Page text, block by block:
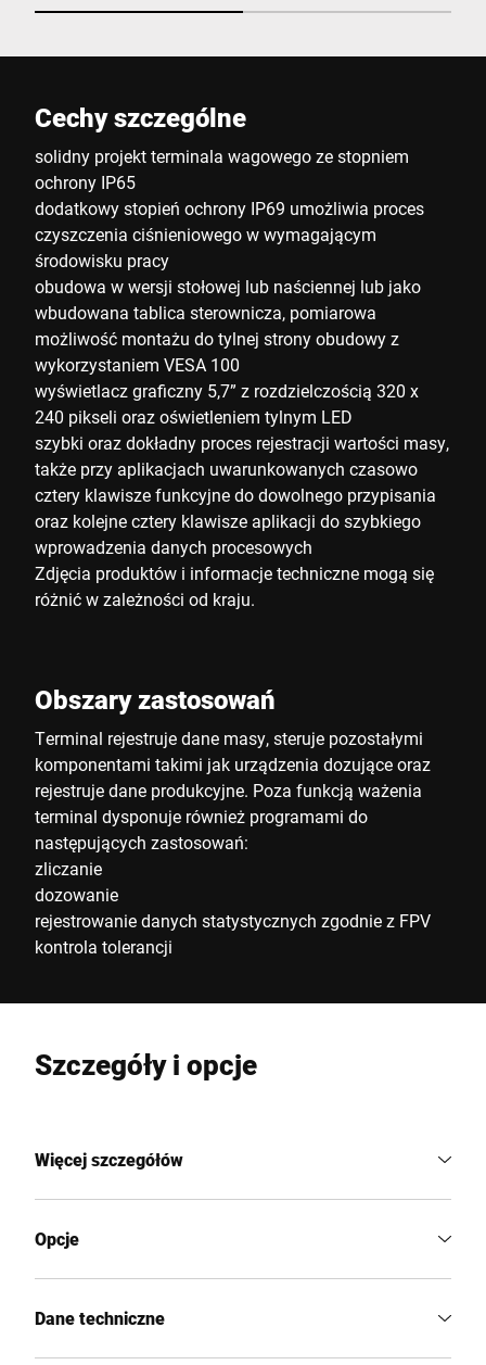
Cechy szczególne
solidny projekt terminala wagowego ze stopniem
ochrony IP65
dodatkowy stopień ochrony IP69 umożliwia proces
czyszczenia ciśnieniowego w wymagającym
środowisku pracy
obudowa w wersji stołowej lub naściennej lub jako
wbudowana tablica sterownicza, pomiarowa
możliwość montażu do tylnej strony obudowy z
wykorzystaniem VESA 100
wyświetlacz graficzny 5,7” z rozdzielczością 320 x
240 pikseli oraz oświetleniem tylnym LED
szybki oraz dokładny proces rejestracji wartości masy,
także przy aplikacjach uwarunkowanych czasowo
cztery klawisze funkcyjne do dowolnego przypisania
oraz kolejne cztery klawisze aplikacji do szybkiego
wprowadzenia danych procesowych
Zdjęcia produktów i informacje techniczne mogą się
różnić w zależności od kraju.
Obszary zastosowań
Terminal rejestruje dane masy, steruje pozostałymi
komponentami takimi jak urządzenia dozujące oraz
rejestruje dane produkcyjne. Poza funkcją ważenia
terminal dysponuje również programami do
następujących zastosowań:
zliczanie
dozowanie
rejestrowanie danych statystycznych zgodnie z FPV
kontrola tolerancji
Szczegóły i opcje
Więcej szczegółów
Opcje
Dane techniczne